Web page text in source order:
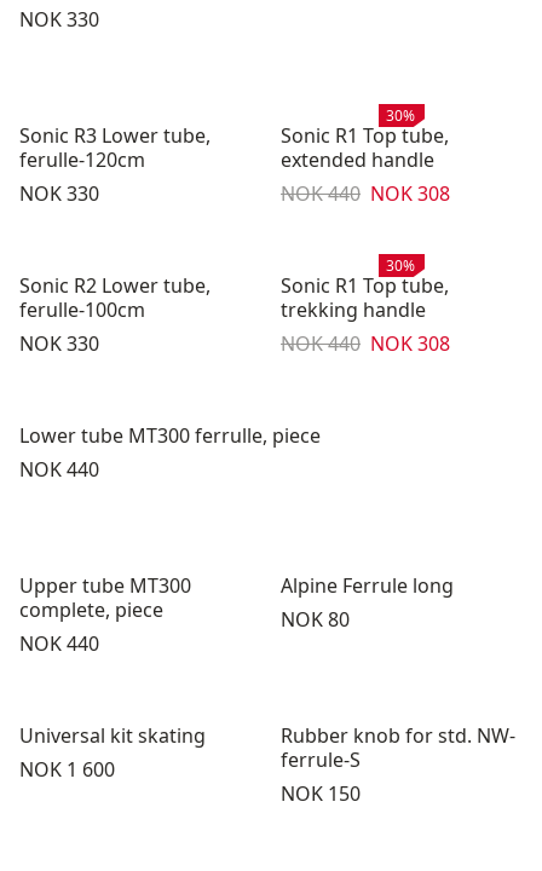
Pris:
NOK 330
Sonic R3 Lower tube,
ferulle-120cm
Pris:
NOK 330
Salg:
30%
Sonic R1 Top tube,
extended handle
Originalpris:
NOK 440 Salgspris
NOK 308
Sonic R2 Lower tube,
ferulle-100cm
Pris:
NOK 330
Salg:
30%
Sonic R1 Top tube,
trekking handle
Originalpris:
NOK 440 Salgspris
NOK 308
Lower tube MT300 ferrulle, piece
Pris:
NOK 440
Upper tube MT300
complete, piece
Pris:
NOK 440
Alpine Ferrule long
Pris:
NOK 80
Universal kit skating
Pris:
NOK 1 600
Rubber knob for std. NW-
ferrule-S
Pris:
NOK 150